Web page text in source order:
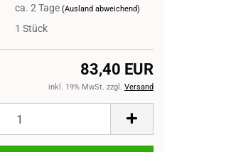
ca. 2 Tage (Ausland abweichend)
1 Stück
83,40 EUR
inkl. 19% MwSt. zzgl. Versand